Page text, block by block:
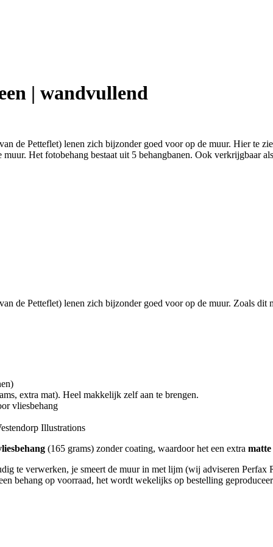
| wandvullend
de Petteflet) lenen zich bijzonder goed voor op de muur. Hier te
Het fotobehang bestaat uit 5 behangbanen. Ook verkrijgbaar
de Petteflet) lenen zich bijzonder goed voor op de muur. Zoals dit
Heel makkelijk zelf aan te brengen.
Illustrations
(165 grams) zonder coating, waardoor het een extra
te verwerken, je smeert de muur in met lijm (wij adviseren
behang op voorraad, het wordt wekelijks op bestelling